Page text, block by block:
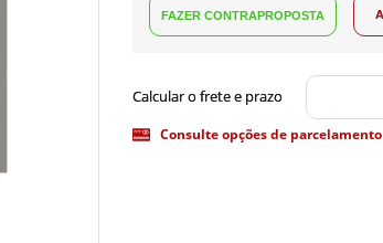
Consulte opções de parcelamento